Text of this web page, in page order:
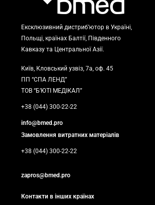
Ексклюзивний дистриб’ютор в Україні,
Польщі, країнах Балтії, Південного
Кавказу та Центральної Азії.
Київ, Кловський узвіз, 7а, оф. 45
ПП “СПА ЛЕНД”
ТОВ “Б’ЮТІ МЕДІКАЛ”
+38 (044) 300-22-22
info@bmed.pro
Замовлення витратних матеріалів
+38 (044) 300-22-22
zapros@bmed.pro
Контакти в інших країнах